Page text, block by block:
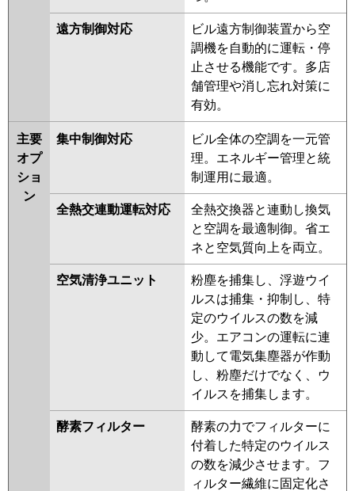
遠方制御対応
ビル遠方制御装置から空
調機を自動的に運転・停
止させる機能です。多店
舗管理や消し忘れ対策に
有効。
主要
オプ
ショ
ン
集中制御対応
ビル全体の空調を一元管
理。エネルギー管理と統
制運用に最適。
全熱交連動運転対応
全熱交換器と連動し換気
と空調を最適制御。省エ
ネと空気質向上を両立。
空気清浄ユニット
粉塵を捕集し、浮遊ウイ
ルスは捕集・抑制し、特
定のウイルスの数を減
少。エアコンの運転に連
動して電気集塵器が作動
し、粉塵だけでなく、ウ
イルスを捕集します。
酵素フィルター
酵素の力でフィルターに
付着した特定のウイルス
の数を減少させます。フ
ィルター繊維に固定化さ